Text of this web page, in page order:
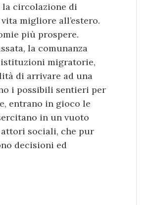
la circolazione di
migliore all’estero.
più prospere.
la comunanza
migratorie,
di arrivare ad una
i possibili sentieri per
entrano in gioco le
in un vuoto
sociali, che pur
decisioni ed